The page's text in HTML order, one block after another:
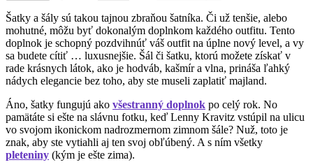
Šatky a šály sú takou tajnou zbraňou šatníka. Či už tenšie, alebo
mohutné, môžu byť dokonalým doplnkom každého outfitu. Tento
doplnok je schopný pozdvihnúť váš outfit na úplne nový level, a vy
sa budete cítiť … luxusnejšie. Šál či šatku, ktorú možete získať v
rade krásnych látok, ako je hodváb, kašmír a vlna, prináša ľahký
nádych elegancie bez toho, aby ste museli zaplatiť majland.
Áno, šatky fungujú ako všestranný doplnok po celý rok. No
pamätáte si ešte na slávnu fotku, keď Lenny Kravitz vstúpil na ulicu
vo svojom ikonickom nadrozmernom zimnom šále? Nuž, toto je
znak, aby ste vytiahli aj ten svoj obľúbený. A s ním všetky
pleteniny (kým je ešte zima).